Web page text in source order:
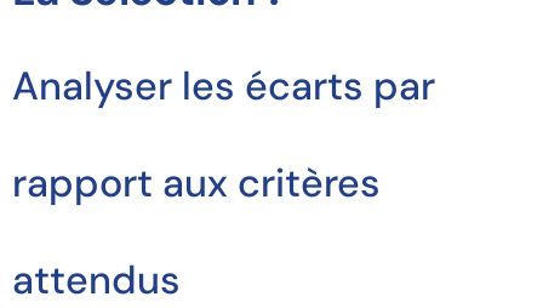
Analyser les écarts par
rapport aux critères
attendus